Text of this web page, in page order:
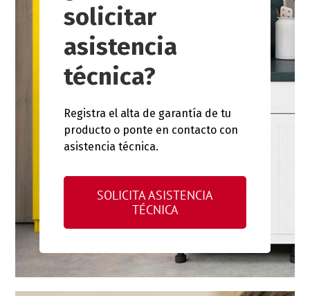
solicitar
asistencia
técnica?
Registra el alta de garantía de tu
producto o ponte en contacto con
asistencia técnica.
SOLICITA ASISTENCIA
TÉCNICA